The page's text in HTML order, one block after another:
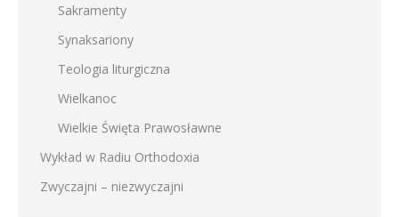
Sakramenty
Synaksariony
Teologia liturgiczna
Wielkanoc
Wielkie Święta Prawosławne
Wykład w Radiu Orthodoxia
Zwyczajni – niezwyczajni